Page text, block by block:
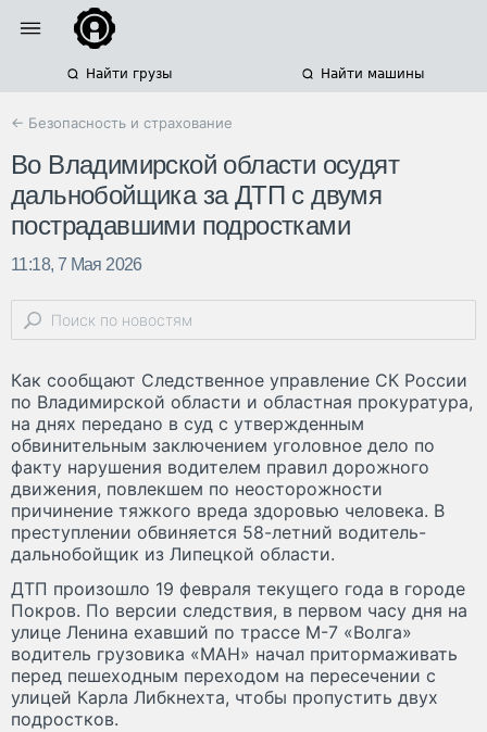
Найти грузы Найти машины
← Безопасность и страхование
Во Владимирской области осудят
дальнобойщика за ДТП с двумя
пострадавшими подростками
11:18, 7 Мая 2026
Как сообщают Следственное управление СК России
по Владимирской области и областная прокуратура,
на днях передано в суд с утвержденным
обвинительным заключением уголовное дело по
факту нарушения водителем правил дорожного
движения, повлекшем по неосторожности
причинение тяжкого вреда здоровью человека. В
преступлении обвиняется 58-летний водитель-
дальнобойщик из Липецкой области.
ДТП произошло 19 февраля текущего года в городе
Покров. По версии следствия, в первом часу дня на
улице Ленина ехавший по трассе М-7 «Волга»
водитель грузовика «МАН» начал притормаживать
перед пешеходным переходом на пересечении с
улицей Карла Либкнехта, чтобы пропустить двух
подростков.